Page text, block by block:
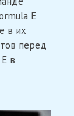
E
в их
перед
в